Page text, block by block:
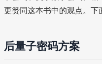
更赞同这本书中的观点。下
后量子密码方案